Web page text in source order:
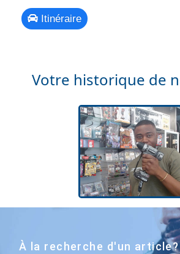
Itinéraire
Votre historique de
À la recherche d'un article?